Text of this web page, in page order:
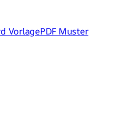
VorlagePDF Muster